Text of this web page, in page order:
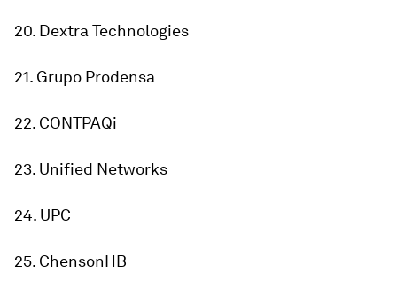
20. Dextra Technologies
21. Grupo Prodensa
22. CONTPAQi
23. Unified Networks
24. UPC
25. ChensonHB